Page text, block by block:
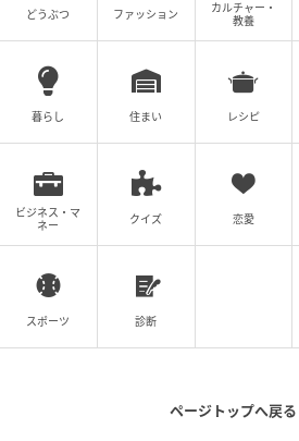
どうぶつ ファッション
カルチャー・
教養
暮らし 住まい レシピ
ビジネス・マ
ネー
クイズ 恋愛
スポーツ 診断
ページトップへ戻る